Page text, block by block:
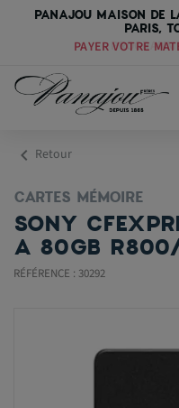
PANAJOU MAISON DE
PARIS,
PAYER VOTRE
chevron_left Retour
CARTES MÉMOIRE
SONY
A 80GB
RÉFÉRENCE : 30292